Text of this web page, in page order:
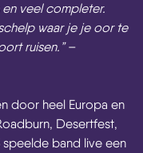
veel completer.
waar je je oor te
ruisen.”–
door heel Europa en
Desertfest,
speelde band live een